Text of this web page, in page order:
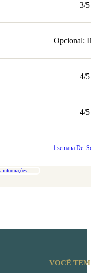
3/5
Opcional:
4/5
4/5
1 semana De:
informações
VOCÊ